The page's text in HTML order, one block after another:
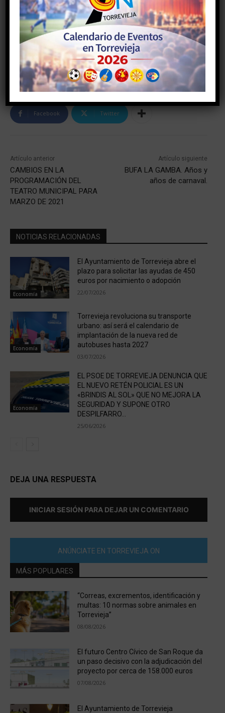
Facebook Twitter
Artículo anterior
CAMBIOS EN LA
PROGRAMACIÓN DEL
TEATRO MUNICIPAL PARA
MARZO DE 2021
Artículo siguiente
BUFA LA GAMBA. Años y
años de carnaval.
NOTICIAS RELACIONADAS
Economía
El Ayuntamiento de Torrevieja abre el
plazo para solicitar las ayudas de 450
euros por nacimiento o adopción
22/07/2026
Economía
Torrevieja revoluciona su transporte
urbano: así será el calendario de
implantación de la nueva red de
autobuses hasta 2027
03/07/2026
Economía
EL PSOE DE TORREVIEJA DENUNCIA QUE
EL NUEVO RETÉN POLICIAL ES UN
«BRINDIS AL SOL» QUE NO MEJORA LA
SEGURIDAD Y SUPONE OTRO
DESPILFARRO...
25/06/2026
DEJA UNA RESPUESTA
INICIAR SESIÓN PARA DEJAR UN COMENTARIO
ANÚNCIATE EN TORREVIEJA ON
MÁS POPULARES
“Correas, excrementos, identificación y
multas: 10 normas sobre animales en
Torrevieja”
08/08/2026
El futuro Centro Cívico de San Roque da
un paso decisivo con la adjudicación del
proyecto por cerca de 158.000 euros
07/08/2026
El Ayuntamiento de Torrevieja